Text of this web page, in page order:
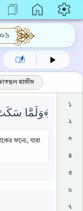
মাজীদ
وَلَمَّا سَكَتَ عَنْ مُوسَى الْغَضَبُ أَخَذَ الْأَلْوَاحَ وَفِي نُسْخَتِهَا هُدًى وَرَحْمَةٌ لِلَّذِينَ هُمْ لِرَبِّهِمْ يَرْهَبُونَ ﴿١٥٤﴾
জন্যে, যারা
১
২
৩
৪
৫
৬
৭